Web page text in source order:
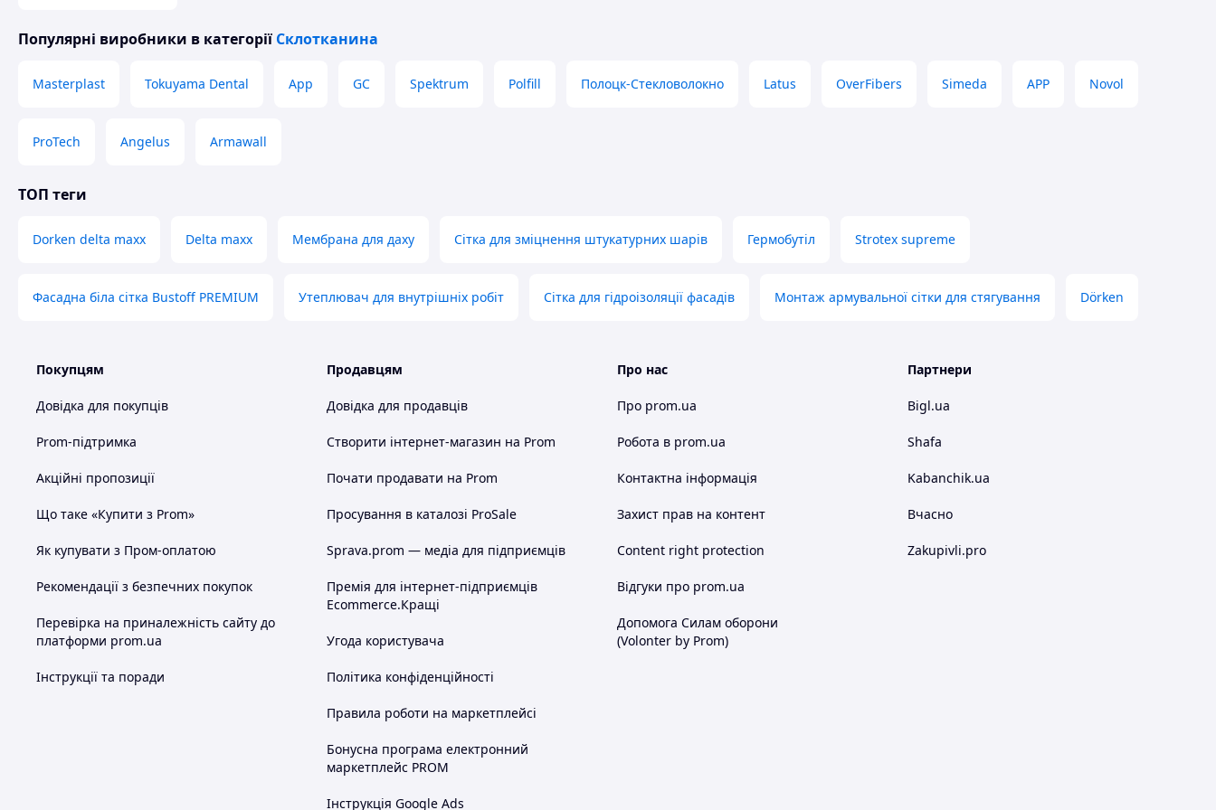
Популярні виробники в категорії Склотканина
Masterplast Tokuyama Dental App GС Spektrum Polfill Полоцк-Стекловолокно Latus OverFibers Simeda APP Novol
ProTech Angelus Armawall
ТОП теги
Dorken delta maxx Delta maxx Мембрана для даху Сітка для зміцнення штукатурних шарів Гермобутіл Strotex supreme
Фасадна біла сітка Bustoff PREMIUM Утеплювач для внутрішніх робіт Сітка для гідроізоляції фасадів Монтаж армувальної сітки для стягування Dörken
Покупцям
Довідка для покупців
Prom-підтримка
Акційні пропозиції
Що таке «Купити з Prom»
Як купувати з Пром-оплатою
Рекомендації з безпечних покупок
Перевірка на приналежність сайту до
платформи prom.ua
Інструкції та поради
Продавцям
Довідка для продавців
Створити інтернет-магазин на Prom
Почати продавати на Prom
Просування в каталозі ProSale
Sprava.prom — медіа для підприємців
Премія для інтернет-підприємців
Ecommerce.Кращі
Угода користувача
Політика конфіденційності
Правила роботи на маркетплейсі
Бонусна програма електронний
маркетплейс PROM
Інструкція Google Ads
Про нас
Про prom.ua
Робота в prom.ua
Контактна інформація
Захист прав на контент
Content right protection
Відгуки про prom.ua
Допомога Силам оборони
(Volonter by Prom)
Партнери
Bigl.ua
Shafa
Kabanchik.ua
Вчасно
Zakupivli.pro